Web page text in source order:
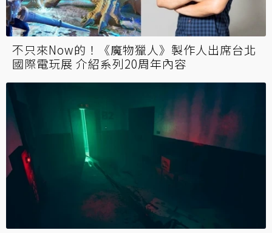
不只來Now的！《魔物獵人》製作人出席台北
國際電玩展 介紹系列20周年內容